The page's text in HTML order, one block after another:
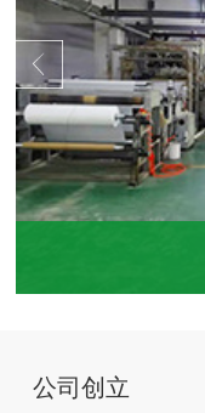
公司创立